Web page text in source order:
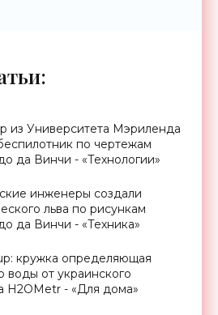
из Университета Мэриленда
по чертежам
да Винчи - «Технологии»
инженеры создали
льва по рисункам
да Винчи - «Техника»
кружка определяющая
воды от украинского
H2OMetr - «Для дома»